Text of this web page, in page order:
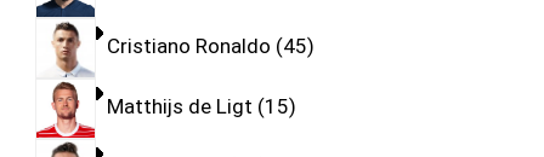
Cristiano Ronaldo 45
Matthijs de Ligt 15